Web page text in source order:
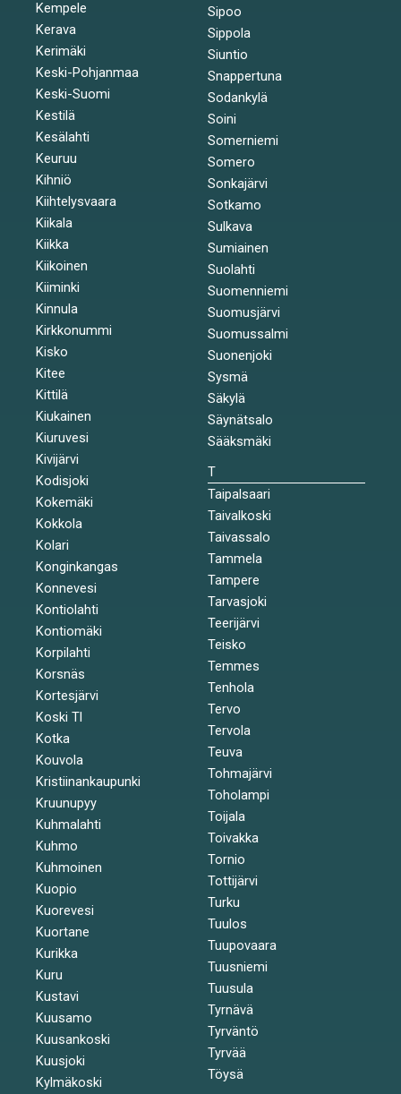
Kempele
Kerava
Kerimäki
Keski-Pohjanmaa
Keski-Suomi
Kestilä
Kesälahti
Keuruu
Kihniö
Kiihtelysvaara
Kiikala
Kiikka
Kiikoinen
Kiiminki
Kinnula
Kirkkonummi
Kisko
Kitee
Kittilä
Kiukainen
Kiuruvesi
Kivijärvi
Kodisjoki
Kokemäki
Kokkola
Kolari
Konginkangas
Konnevesi
Kontiolahti
Kontiomäki
Korpilahti
Korsnäs
Kortesjärvi
Koski Tl
Kotka
Kouvola
Kristiinankaupunki
Kruunupyy
Kuhmalahti
Kuhmo
Kuhmoinen
Kuopio
Kuorevesi
Kuortane
Kurikka
Kuru
Kustavi
Kuusamo
Kuusankoski
Kuusjoki
Kylmäkoski
Sipoo
Sippola
Siuntio
Snappertuna
Sodankylä
Soini
Somerniemi
Somero
Sonkajärvi
Sotkamo
Sulkava
Sumiainen
Suolahti
Suomenniemi
Suomusjärvi
Suomussalmi
Suonenjoki
Sysmä
Säkylä
Säynätsalo
Sääksmäki
T
Taipalsaari
Taivalkoski
Taivassalo
Tammela
Tampere
Tarvasjoki
Teerijärvi
Teisko
Temmes
Tenhola
Tervo
Tervola
Teuva
Tohmajärvi
Toholampi
Toijala
Toivakka
Tornio
Tottijärvi
Turku
Tuulos
Tuupovaara
Tuusniemi
Tuusula
Tyrnävä
Tyrväntö
Tyrvää
Töysä